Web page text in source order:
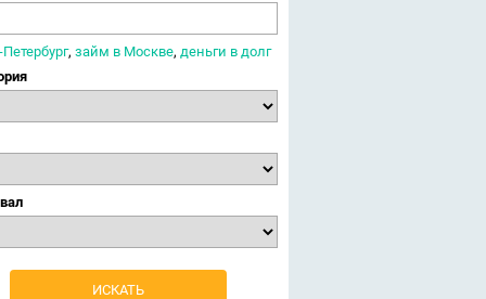
, займ в Москве, деньги в долг